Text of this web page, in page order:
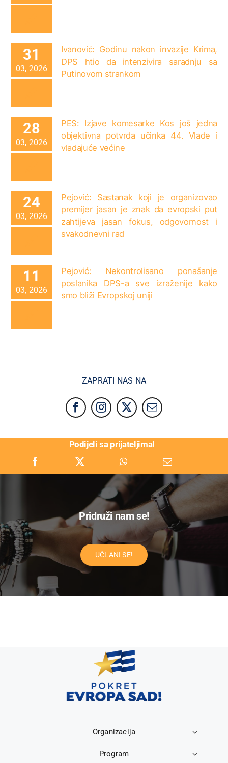
31
03, 2026
Ivanović: Godinu nakon invazije Krima,
DPS htio da intenzivira saradnju sa
Putinovom strankom
28
03, 2026
PES: Izjave komesarke Kos još jedna
objektivna potvrda učinka 44. Vlade i
vladajuće većine
24
03, 2026
Pejović: Sastanak koji je organizovao
premijer jasan je znak da evropski put
zahtijeva jasan fokus, odgovornost i
svakodnevni rad
11
03, 2026
Pejović: Nekontrolisano ponašanje
poslanika DPS-a sve izraženije kako
smo bliži Evropskoj uniji
ZAPRATI NAS NA
Podijeli sa prijateljima!
Pridruži nam se!
UČLANI SE!
Organizacija
Program